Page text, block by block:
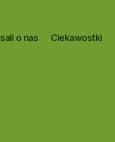
o nas Ciekawostki